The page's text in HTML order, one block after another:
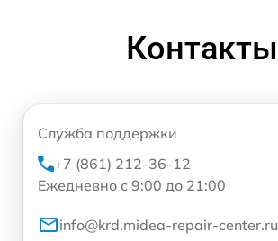
Контакты
Служба поддержки
+7 (861) 212-36-12
Ежедневно с 9:00 до 21:00
info@krd.midea-repair-center.ru